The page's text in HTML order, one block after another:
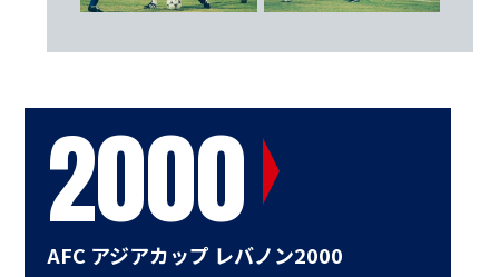
11 三浦 知良（ヴェルディ川崎）
監督
2000
AFC アジアカップ レバノン2000